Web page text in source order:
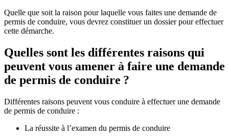
Quelle que soit la raison pour laquelle vous faites une demande de
permis de conduire, vous devrez constituer un dossier pour effectuer
cette démarche.
Quelles sont les différentes raisons qui
peuvent vous amener à faire une demande
de permis de conduire ?
Différentes raisons peuvent vous conduire à effectuer une demande
de permis de conduire :
La réussite à l’examen du permis de conduire